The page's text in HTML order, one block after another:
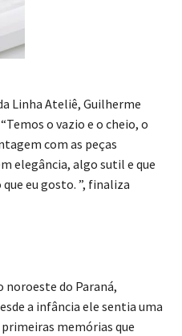
Linha Ateliê, Guilherme
o vazio e o cheio, o
com as peças
elegância, algo sutil e que
eu gosto. ”, finaliza
noroeste do Paraná,
a infância ele sentia uma
memórias que